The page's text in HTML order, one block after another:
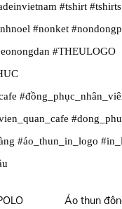
#tshirt
#nonket
#THEULOGO
#áo_thun_in_logo
Áo thun